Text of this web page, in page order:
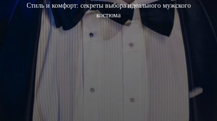
Стиль и комфорт: секреты выбора идеального мужского
костюма